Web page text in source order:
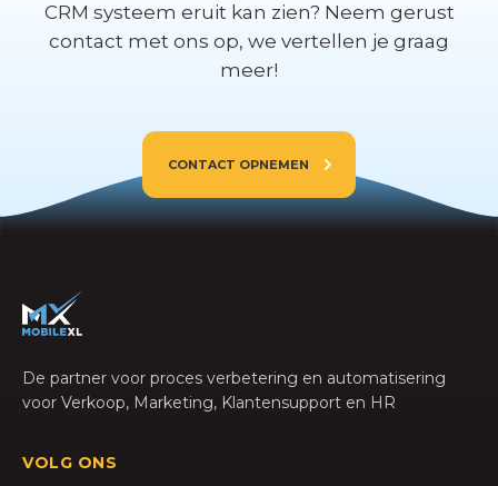
CRM systeem eruit kan zien? Neem gerust
contact met ons op, we vertellen je graag
meer!
CONTACT OPNEMEN
De partner voor proces verbetering en automatisering
voor Verkoop, Marketing, Klantensupport en HR
VOLG ONS